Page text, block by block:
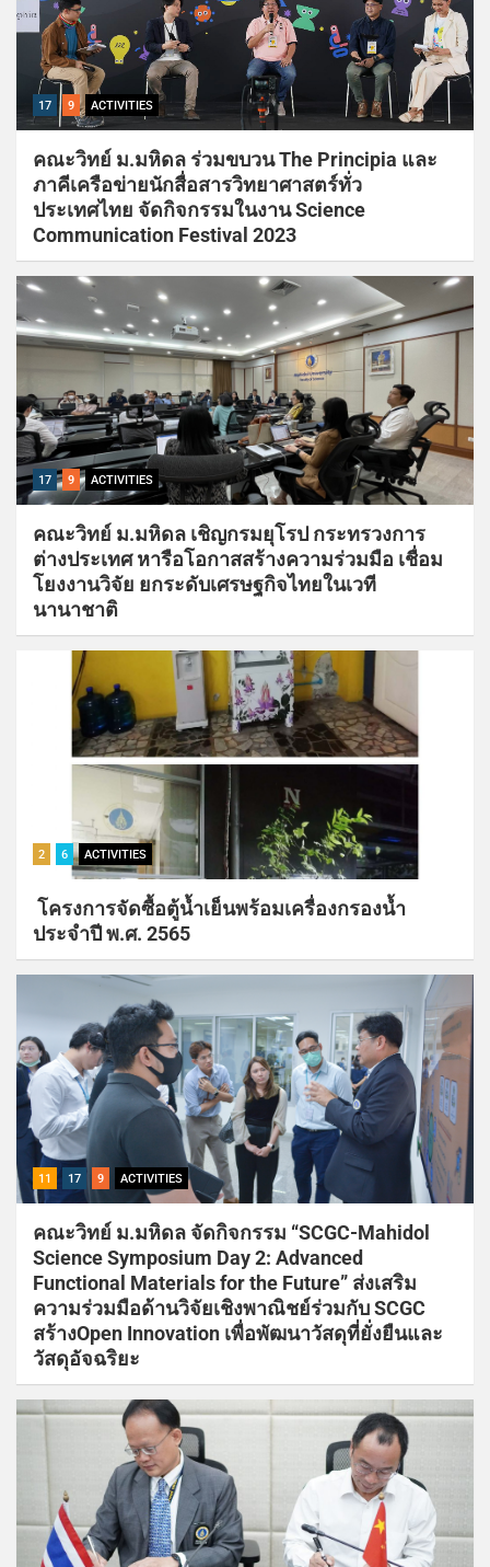
17 9 ACTIVITIES
คณะวิทย์ ม.มหิดล ร่วมขบวน The Principia และ
ภาคีเครือข่ายนักสื่อสารวิทยาศาสตร์ทั่ว
ประเทศไทย จัดกิจกรรมในงาน Science
Communication Festival 2023
17 9 ACTIVITIES
คณะวิทย์ ม.มหิดล เชิญกรมยุโรป กระทรวงการ
ต่างประเทศ หารือโอกาสสร้างความร่วมมือ เชื่อม
โยงงานวิจัย ยกระดับเศรษฐกิจไทยในเวที
นานาชาติ
2 6 ACTIVITIES
โครงการจัดซื้อตู้น้ำเย็นพร้อมเครื่องกรองน้ำ
ประจำปี พ.ศ. 2565
11 17 9 ACTIVITIES
คณะวิทย์ ม.มหิดล จัดกิจกรรม “SCGC-Mahidol
Science Symposium Day 2: Advanced
Functional Materials for the Future” ส่งเสริม
ความร่วมมือด้านวิจัยเชิงพาณิชย์ร่วมกับ SCGC
สร้างOpen Innovation เพื่อพัฒนาวัสดุที่ยั่งยืนและ
วัสดุอัจฉริยะ